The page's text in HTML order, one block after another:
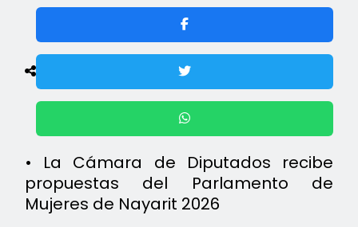
• La Cámara de Diputados recibe
propuestas del Parlamento de
Mujeres de Nayarit 2026